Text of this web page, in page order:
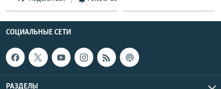
СОЦИАЛЬНЫЕ СЕТИ
РАЗДЕЛЫ